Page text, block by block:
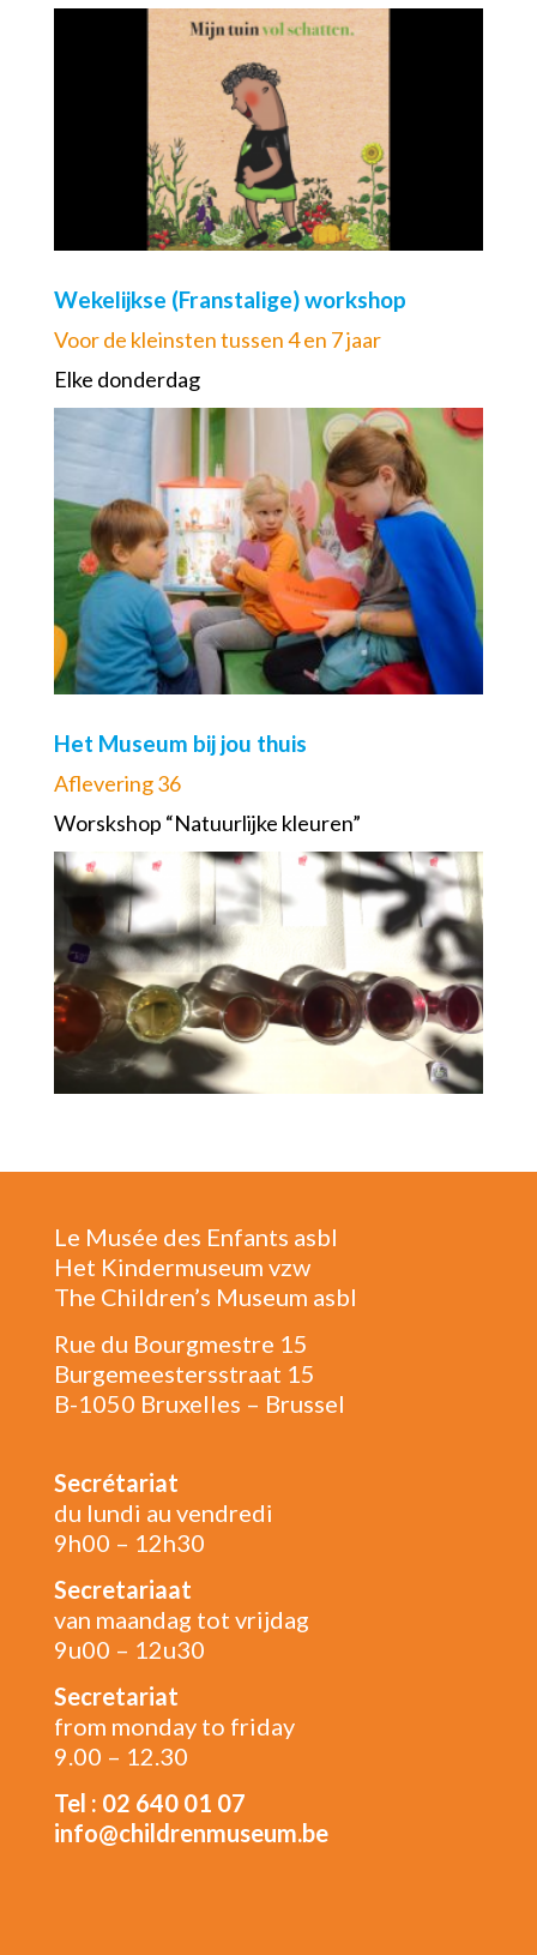
Wekelijkse (Franstalige) workshop
Voor de kleinsten tussen 4 en 7 jaar
Elke donderdag
Het Museum bij jou thuis
Aflevering 36
Worskshop “Natuurlijke kleuren”
Le Musée des Enfants asbl
Het Kindermuseum vzw
The Children’s Museum asbl
Rue du Bourgmestre 15
Burgemeestersstraat 15
B-1050 Bruxelles – Brussel
Secrétariat
du lundi au vendredi
9h00 – 12h30
Secretariaat
van maandag tot vrijdag
9u00 – 12u30
Secretariat
from monday to friday
9.00 – 12.30
Tel : 02 640 01 07
info@childrenmuseum.be